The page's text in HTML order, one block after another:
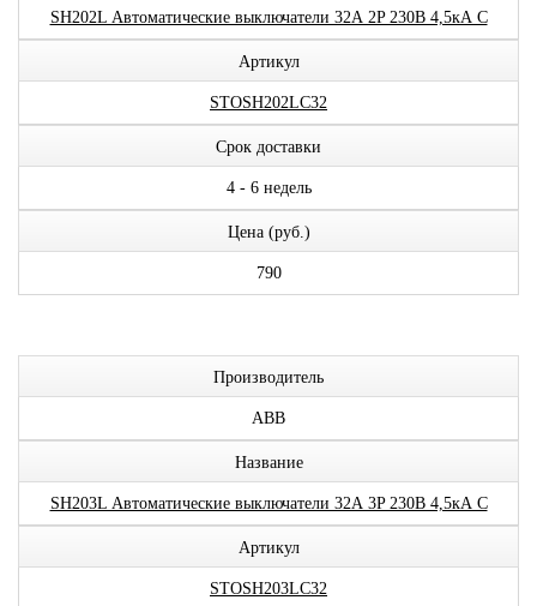
SH202L Автоматические выключатели 32А 2P 230В 4,5кА C
Артикул
STOSH202LC32
Срок доставки
4 - 6 недель
Цена (руб.)
790
Производитель
ABB
Название
SH203L Автоматические выключатели 32А 3P 230В 4,5кА C
Артикул
STOSH203LC32